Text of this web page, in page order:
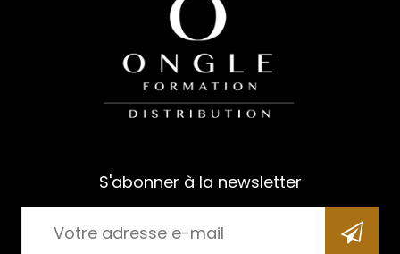
S'abonner à la newsletter